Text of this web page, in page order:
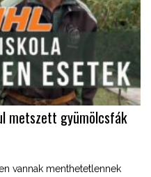
metszett gyümölcsfák
vannak menthetetlennek